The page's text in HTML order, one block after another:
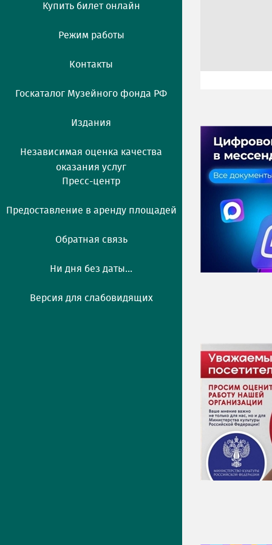
Купить билет онлайн
Режим работы
Контакты
Госкаталог Музейного фонда РФ
Издания
Независимая оценка качества
оказания услуг
Пресс-центр
Предоставление в аренду площадей
Обратная связь
Ни дня без даты...
Версия для слабовидящих